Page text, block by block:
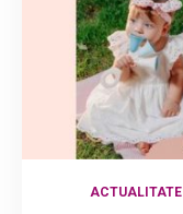
ACTUALITATE